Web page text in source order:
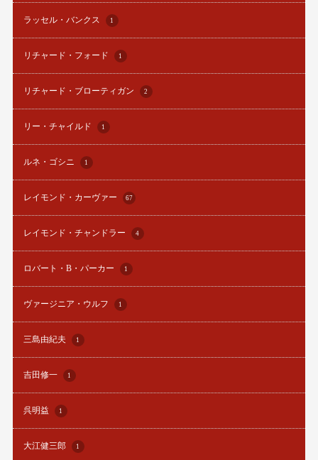
ラッセル・バンクス 1
リチャード・フォード 1
リチャード・ブローティガン 2
リー・チャイルド 1
ルネ・ゴシニ 1
レイモンド・カーヴァー 67
レイモンド・チャンドラー 4
ロバート・B・パーカー 1
ヴァージニア・ウルフ 1
三島由紀夫 1
吉田修一 1
呉明益 1
大江健三郎 1